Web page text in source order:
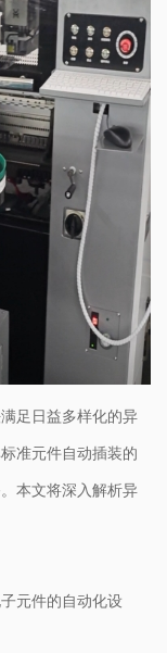
足日益多样化的异
准元件自动插装的
本文将深入解析异
元件的自动化设